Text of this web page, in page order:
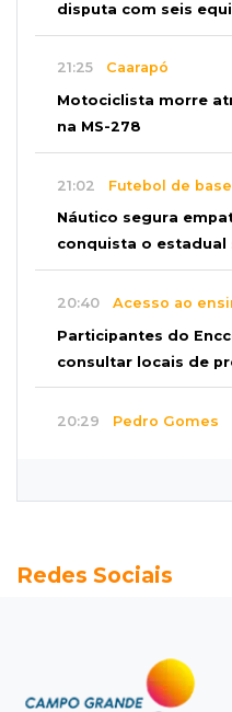
disputa com seis
21:25 Caarapó
Motociclista morre
na MS-278
21:02 Futebol de base
Náutico segura
conquista o estadual
20:40 Acesso ao
Participantes do
consultar locais de
20:29 Pedro Gomes
Pantanal treina em
Campeonato
Remo busca empate
Redes Sociais